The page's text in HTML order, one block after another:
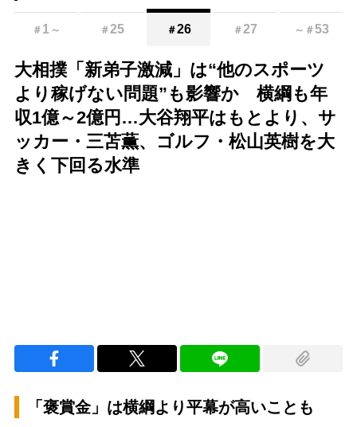
＃ 1 ～ ＃25 ＃26 ＃27 ～ ＃53
大相撲「新弟子激減」は“他のスポーツ
より稼げない問題”も影響か 横綱も年
収1億～2億円…大谷翔平はもとより、サ
ッカー・三苫薫、ゴルフ・松山英樹を大
きく下回る水準
「褒賞金」は横綱より平幕が高いことも